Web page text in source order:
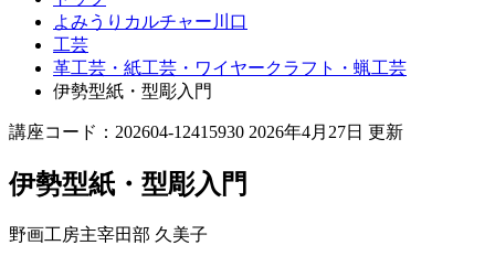
よみうりカルチャー川口
工芸
革工芸・紙工芸・ワイヤークラフト・蝋工芸
伊勢型紙・型彫入門
講座コード：202604-12415930 2026年4月27日 更新
伊勢型紙・型彫入門
野画工房主宰田部 久美子